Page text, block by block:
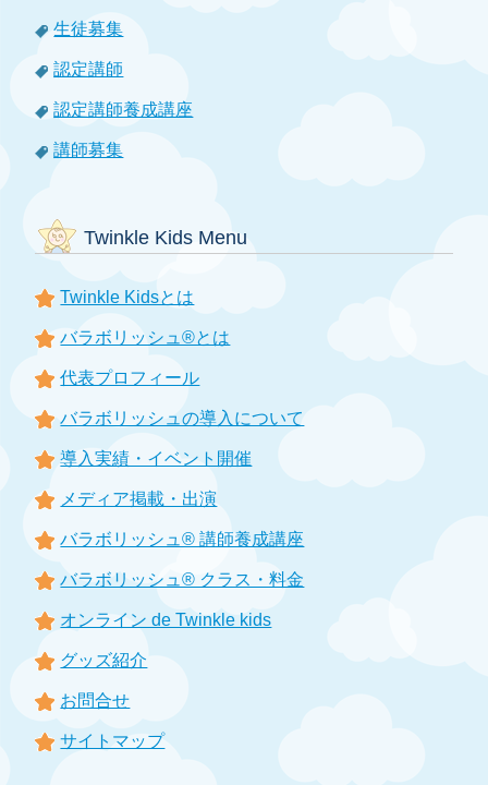
生徒募集
認定講師
認定講師養成講座
講師募集
Twinkle Kids Menu
Twinkle Kidsとは
バラボリッシュ®とは
代表プロフィール
バラボリッシュの導入について
導入実績・イベント開催
メディア掲載・出演
バラボリッシュ® 講師養成講座
バラボリッシュ® クラス・料金
オンライン de Twinkle kids
グッズ紹介
お問合せ
サイトマップ